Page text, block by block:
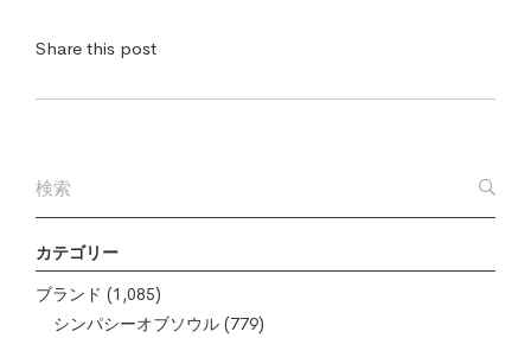
カテゴリー
ブランド (1,085)
シンパシーオブソウル (779)
Share this post